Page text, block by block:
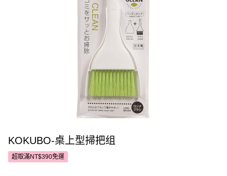
KOKUBO-桌上型掃把组
超取滿NT$390免運